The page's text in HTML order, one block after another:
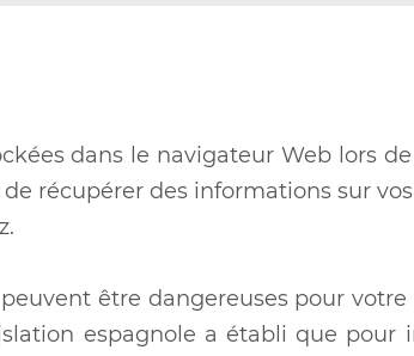
dans le navigateur Web lors
récupérer des informations sur
être dangereuses pour
espagnole a établi que pour